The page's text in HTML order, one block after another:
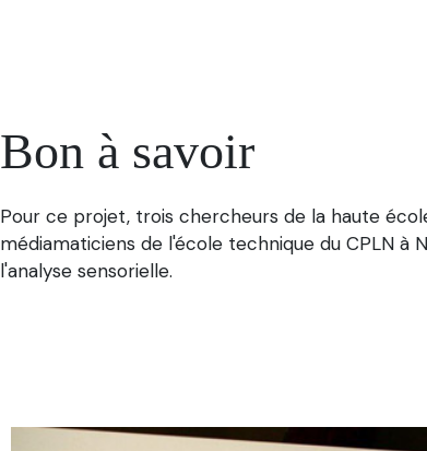
Bon à savoir
Pour ce projet, trois chercheurs de la haute
médiamaticiens de l'école technique du CPLN
l'analyse sensorielle.